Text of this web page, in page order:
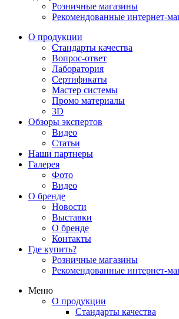
Розничные магазины
Рекомендованные интернет-
О продукции
Стандарты качества
Вопрос-ответ
Лаборатория
Сертификаты
Мастер системы
Промо материалы
3D
Обзоры экспертов
Видео
Статьи
Наши партнеры
Галерея
Фото
Видео
О бренде
Новости
Выставки
О бренде
Контакты
Где купить?
Розничные магазины
Рекомендованные интернет-
Меню
О продукции
Стандарты качества